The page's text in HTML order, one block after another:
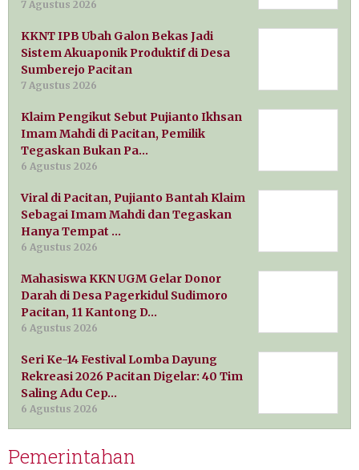
7 Agustus 2026
KKNT IPB Ubah Galon Bekas Jadi
Sistem Akuaponik Produktif di Desa
Sumberejo Pacitan
7 Agustus 2026
Klaim Pengikut Sebut Pujianto Ikhsan
Imam Mahdi di Pacitan, Pemilik
Tegaskan Bukan Pa…
6 Agustus 2026
Viral di Pacitan, Pujianto Bantah Klaim
Sebagai Imam Mahdi dan Tegaskan
Hanya Tempat …
6 Agustus 2026
Mahasiswa KKN UGM Gelar Donor
Darah di Desa Pagerkidul Sudimoro
Pacitan, 11 Kantong D…
6 Agustus 2026
Seri Ke-14 Festival Lomba Dayung
Rekreasi 2026 Pacitan Digelar: 40 Tim
Saling Adu Cep…
6 Agustus 2026
Pemerintahan